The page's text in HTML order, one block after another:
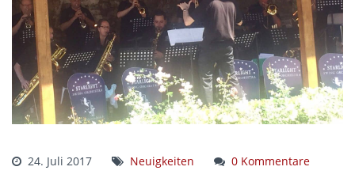
24. Juli 2017 Neuigkeiten
0 Kommentare